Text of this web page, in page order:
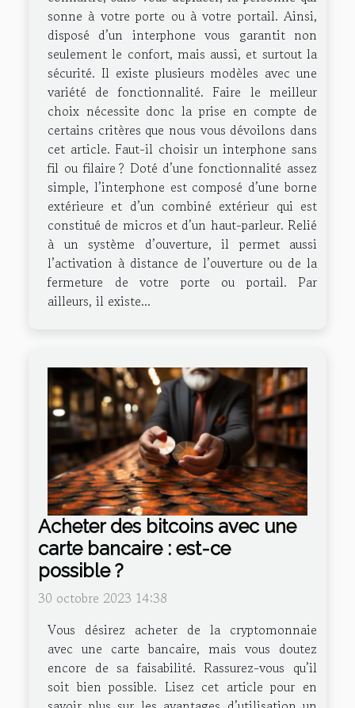
sonne à votre porte ou à votre portail. Ainsi,
disposé d’un interphone vous garantit non
seulement le confort, mais aussi, et surtout la
sécurité. Il existe plusieurs modèles avec une
variété de fonctionnalité. Faire le meilleur
choix nécessite donc la prise en compte de
certains critères que nous vous dévoilons dans
cet article. Faut-il choisir un interphone sans
fil ou filaire ? Doté d’une fonctionnalité assez
simple, l’interphone est composé d’une borne
extérieure et d’un combiné extérieur qui est
constitué de micros et d’un haut-parleur. Relié
à un système d’ouverture, il permet aussi
l’activation à distance de l’ouverture ou de la
fermeture de votre porte ou portail. Par
ailleurs, il existe...
Acheter des bitcoins avec une
carte bancaire : est-ce
possible ?
30 octobre 2023 14:38
Vous désirez acheter de la cryptomonnaie
avec une carte bancaire, mais vous doutez
encore de sa faisabilité. Rassurez-vous qu’il
soit bien possible. Lisez cet article pour en